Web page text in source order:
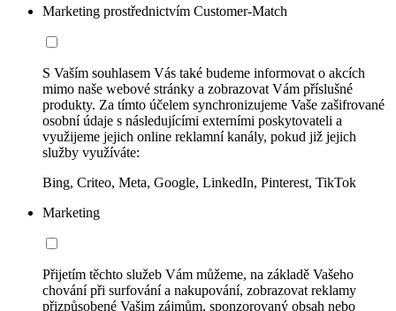
Marketing prostřednictvím Customer-Match
S Vaším souhlasem Vás také budeme informovat o akcích
mimo naše webové stránky a zobrazovat Vám příslušné
produkty. Za tímto účelem synchronizujeme Vaše zašifrované
osobní údaje s následujícími externími poskytovateli a
využijeme jejich online reklamní kanály, pokud již jejich
služby využíváte:
Bing, Criteo, Meta, Google, LinkedIn, Pinterest, TikTok
Marketing
Přijetím těchto služeb Vám můžeme, na základě Vašeho
chování při surfování a nakupování, zobrazovat reklamy
přizpůsobené Vašim zájmům, sponzorovaný obsah nebo